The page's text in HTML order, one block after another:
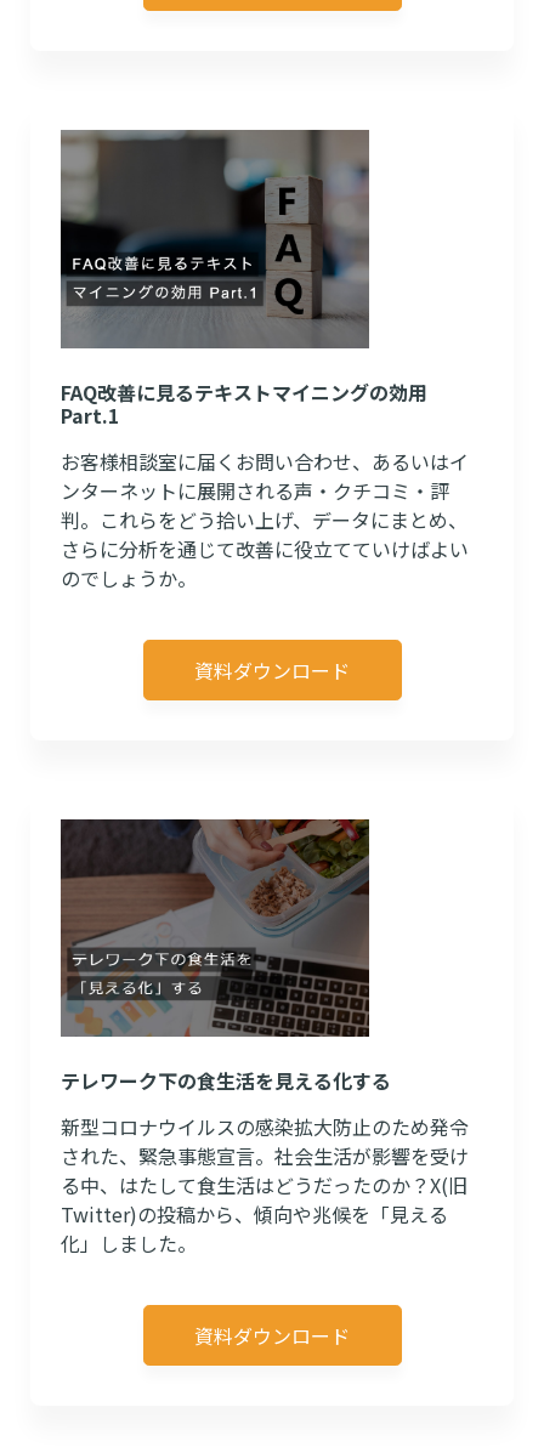
FAQ改善に見るテキストマイニングの効用
Part.1
お客様相談室に届くお問い合わせ、あるいはイ
ンターネットに展開される声・クチコミ・評
判。これらをどう拾い上げ、データにまとめ、
さらに分析を通じて改善に役立てていけばよい
のでしょうか。
資料ダウンロード
テレワーク下の食生活を見える化する
新型コロナウイルスの感染拡大防止のため発令
された、緊急事態宣言。社会生活が影響を受け
る中、はたして食生活はどうだったのか？X(旧
Twitter)の投稿から、傾向や兆候を「見える
化」しました。
資料ダウンロード